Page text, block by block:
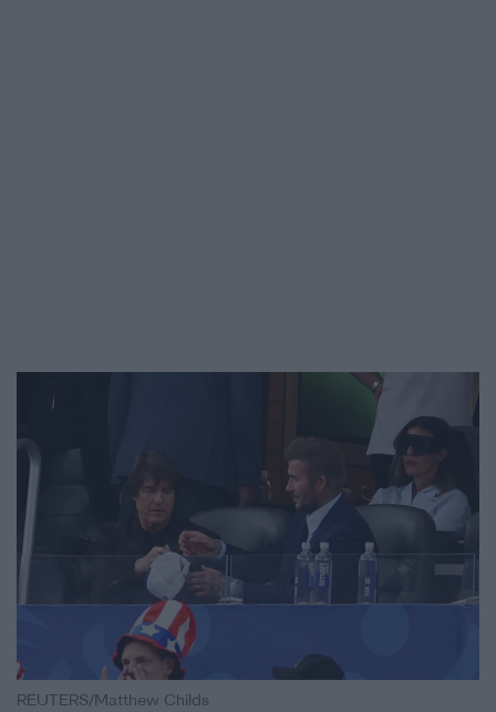
REUTERS/Matthew Childs